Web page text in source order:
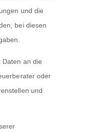
und die
bei diesen
an die
oder
und